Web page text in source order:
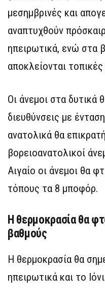
μεσημβρινές και
αναπτυχθούν
ηπειρωτικά, ενώ στα
αποκλείονται
Οι άνεμοι στα δυτικά
διευθύνσεις με
ανατολικά θα
βορειοανατολικοί
Αιγαίο οι άνεμοι θα
τόπους τα 8 μποφόρ.
Η θερμοκρασία θα
βαθμούς
Η θερμοκρασία θα
ηπειρωτικά και το